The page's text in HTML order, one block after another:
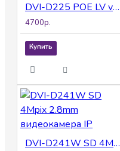
DVI-D225 POE LV v2.0 видеокамера IP
4700р.
Купить
DVI-D241W SD 4Mpix 2.8mm видеокамера IP